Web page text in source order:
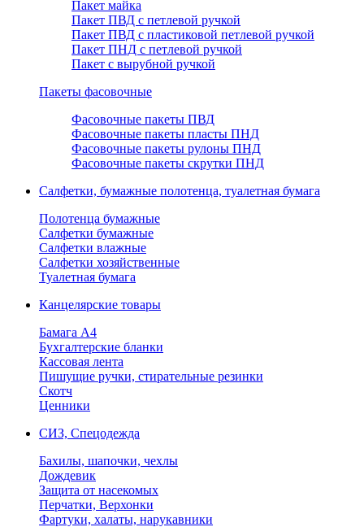
Пакет майка
Пакет ПВД с петлевой ручкой
Пакет ПВД с пластиковой петлевой ручкой
Пакет ПНД с петлевой ручкой
Пакет с вырубной ручкой
Пакеты фасовочные
Фасовочные пакеты ПВД
Фасовочные пакеты пласты ПНД
Фасовочные пакеты рулоны ПНД
Фасовочные пакеты скрутки ПНД
Салфетки, бумажные полотенца, туалетная бумага
Полотенца бумажные
Салфетки бумажные
Салфетки влажные
Салфетки хозяйственные
Туалетная бумага
Канцелярские товары
Бамага А4
Бухгалтерские бланки
Кассовая лента
Пишущие ручки, стирательные резинки
Скотч
Ценники
СИЗ, Спецодежда
Бахилы, шапочки, чехлы
Дождевик
Защита от насекомых
Перчатки, Верхонки
Фартуки, халаты, нарукавники